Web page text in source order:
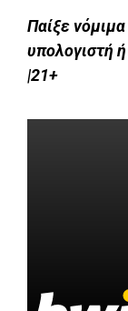
Παίξε νόμιμα
υπολογιστή
|21+